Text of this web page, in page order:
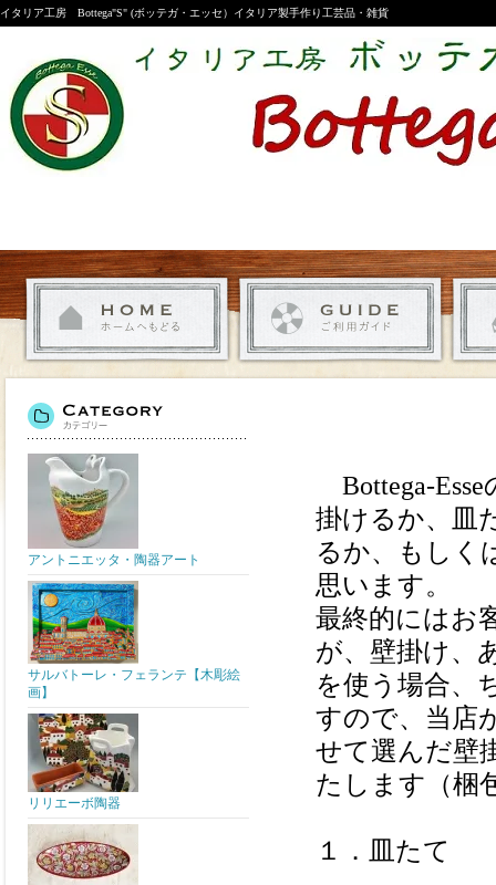
イタリア工房 Bottega"S" (ボッテガ・エッセ）イタリア製手作り工芸品・雑貨
アントニエッタ・陶器アート
サルバトーレ・フェランテ【木彫絵
画】
リリエーボ陶器
Bottega-
掛けるか、皿
るか、もしく
思います。
最終的にはお
が、壁掛け、
を使う場合、
すので、当店
せて選んだ壁
たします（梱
１．皿たて